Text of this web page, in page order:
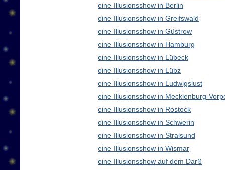
eine Illusionsshow in Berlin
eine Illusionsshow in Greifswald
eine Illusionsshow in Güstrow
eine Illusionsshow in Hamburg
eine Illusionsshow in Lübeck
eine Illusionsshow in Lübz
eine Illusionsshow in Ludwigslust
eine Illusionsshow in Mecklenburg-
eine Illusionsshow in Rostock
eine Illusionsshow in Schwerin
eine Illusionsshow in Stralsund
eine Illusionsshow in Wismar
eine Illusionsshow auf dem Darß